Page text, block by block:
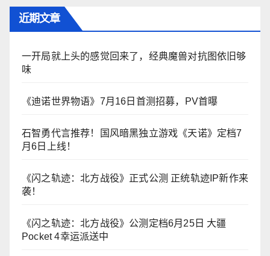
近期文章
一开局就上头的感觉回来了，经典魔兽对抗图依旧够
味
《迪诺世界物语》7月16日首测招募，PV首曝
石智勇代言推荐！国风暗黑独立游戏《天诺》定档7
月6日上线！
《闪之轨迹：北方战役》正式公测 正统轨迹IP新作来
袭！
《闪之轨迹：北方战役》公测定档6月25日 大疆
Pocket 4幸运派送中